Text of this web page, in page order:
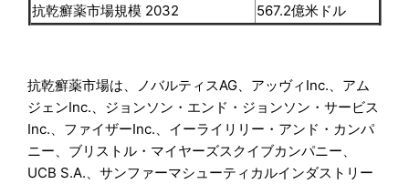
抗乾癬薬市場規模 2032
567.2億米ドル
抗乾癬薬市場は、ノバルティスAG、アッヴィInc.、アム
ジェンInc.、ジョンソン・エンド・ジョンソン・サービス
Inc.、ファイザーInc.、イーライリリー・アンド・カンパ
ニー、ブリストル・マイヤーズスクイブカンパニー、
UCB S.A.、サンファーマシューティカルインダストリー